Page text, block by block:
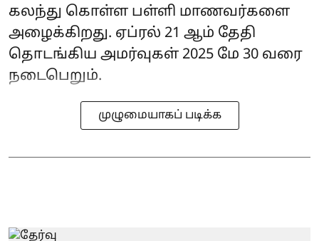
கலந்து கொள்ள பள்ளி மாணவர்களை
அழைக்கிறது. ஏப்ரல் 21 ஆம் தேதி
தொடங்கிய அமர்வுகள் 2025 மே 30 வரை
நடைபெறும்.
முழுமையாகப் படிக்க